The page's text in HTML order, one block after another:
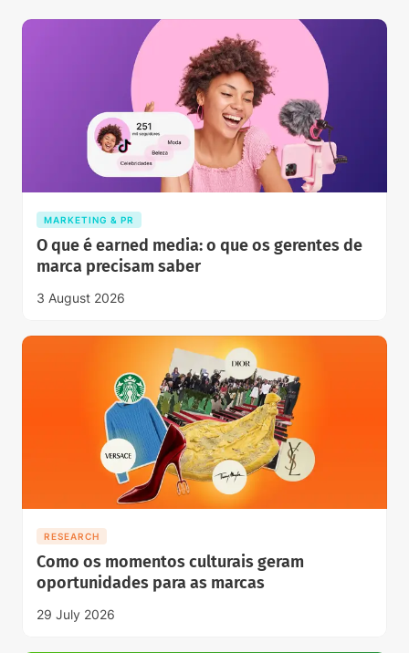
MARKETING & PR
O que é earned media: o que os gerentes de
marca precisam saber
3 August 2026
RESEARCH
Como os momentos culturais geram
oportunidades para as marcas
29 July 2026